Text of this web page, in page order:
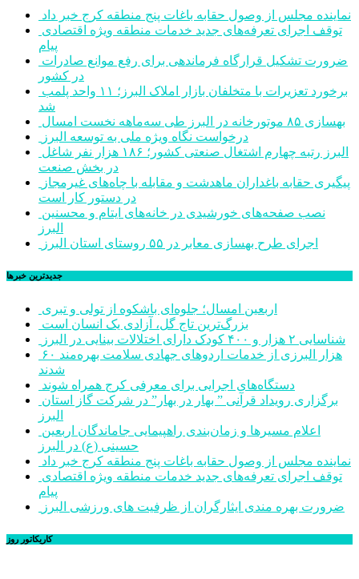
نماینده مجلس از وصول حقابه باغات پنج منطقه کرج خبر داد
پیام
در کشور
شد
بهسازی ۸۵ موتورخانه در البرز طی سه‌ماهه نخست امسال
درخواست نگاه ویژه ملی به توسعه البرز
در بخش صنعت
در دستور کار است
البرز
اجرای طرح بهسازی معابر در ۵۵ روستای استان البرز
جديدترين خبرها
اربعین امسال؛ جلوه‌ای باشکوه از تولی و تبری
بزرگ‌ترین تاج گل، آزادی یک انسان است
شناسایی ۲ هزار و ۴۰۰ کودک دارای اختلالات بینایی در البرز
۶۰ هزار البرزی از خدمات اردوهای جهادی سلامت بهره‌مند
شدند
دستگاه‌های اجرایی برای معرفی کرج همراه شوند
البرز
حسینی (ع) در البرز
نماینده مجلس از وصول حقابه باغات پنج منطقه کرج خبر داد
پیام
ضرورت بهره مندی ایثارگران از ظرفیت های ورزشی البرز
کاریکاتور روز